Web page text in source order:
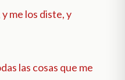
me los diste, y
las cosas que me